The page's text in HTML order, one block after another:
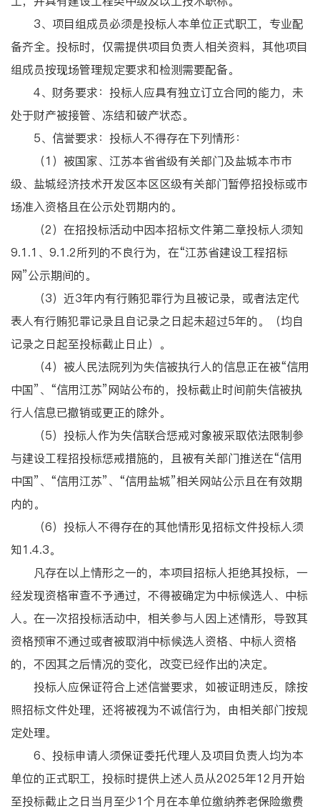
3、项目组成员必须是投标人本单位正式职工，专业配
备齐全。投标时，仅需提供项目负责人相关资料，其他项目
组成员按现场管理规定要求和检测需要配备。
4、财务要求：投标人应具有独立订立合同的能力，未
处于财产被接管、冻结和破产状态。
5、信誉要求：投标人不得存在下列情形：
（1）被国家、江苏本省省级有关部门及盐城本市市
级、盐城经济技术开发区本区区级有关部门暂停招投标或市
场准入资格且在公示处罚期内的。
（2）在招投标活动中因本招标文件第二章投标人须知
9.1.1、9.1.2所列的不良行为，在“江苏省建设工程招标
网”公示期间的。
（3）近3年内有行贿犯罪行为且被记录，或者法定代
表人有行贿犯罪记录且自记录之日起未超过5年的。（均自
记录之日起至投标截止日止）。
（4）被人民法院列为失信被执行人的信息正在被“信用
中国”、“信用江苏”网站公布的，投标截止时间前失信被执
行人信息已撤销或更正的除外。
（5）投标人作为失信联合惩戒对象被采取依法限制参
与建设工程招投标惩戒措施的，且被有关部门推送在“信用
中国”、“信用江苏”、“信用盐城”相关网站公示且在有效期
内的。
（6）投标人不得存在的其他情形见招标文件投标人须
知1.4.3。
凡存在以上情形之一的，本项目招标人拒绝其投标，一
经发现资格审查不予通过，不得被确定为中标候选人、中标
人。在一次招投标活动中，相关参与人因上述情形，导致其
资格预审不通过或者被取消中标候选人资格、中标人资格
的，不因其之后情况的变化，改变已经作出的决定。
投标人应保证符合上述信誉要求，如被证明违反，除按
照招标文件处理，还将被视为不诚信行为，由相关部门按规
定处理。
6、投标申请人须保证委托代理人及项目负责人均为本
单位的正式职工，投标时提供上述人员从2025年12月开始
至投标截止之日当月至少1个月在本单位缴纳养老保险缴费